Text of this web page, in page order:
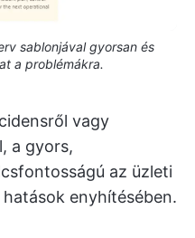
sablonjával gyorsan és
a problémákra.
vagy
a gyors,
az üzleti
enyhítésében.